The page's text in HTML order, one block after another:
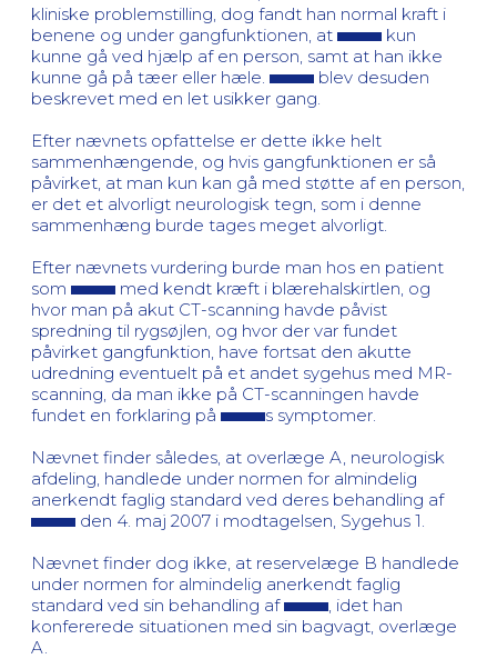
kliniske problemstilling, dog fandt han normal kraft i
benene og under gangfunktionen, at
kun
kunne gå ved hjælp af en person, samt at han ikke
kunne gå på tæer eller hæle.
blev desuden
beskrevet med en let usikker gang.
Efter nævnets opfattelse er dette ikke helt
sammenhængende, og hvis gangfunktionen er så
påvirket, at man kun kan gå med støtte af en person,
er det et alvorligt neurologisk tegn, som i denne
sammenhæng burde tages meget alvorligt.
Efter nævnets vurdering burde man hos en patient
som
med kendt kræft i blærehalskirtlen, og
hvor man på akut CT-scanning havde påvist
spredning til rygsøjlen, og hvor der var fundet
påvirket gangfunktion, have fortsat den akutte
udredning eventuelt på et andet sygehus med MR-
scanning, da man ikke på CT-scanningen havde
fundet en forklaring på
s symptomer.
Nævnet finder således, at overlæge A, neurologisk
afdeling, handlede under normen for almindelig
anerkendt faglig standard ved deres behandling af
den 4. maj 2007 i modtagelsen, Sygehus 1.
Nævnet finder dog ikke, at reservelæge B handlede
under normen for almindelig anerkendt faglig
standard ved sin behandling af
, idet han
konfererede situationen med sin bagvagt, overlæge
A.